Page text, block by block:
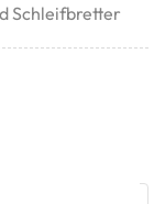
Schleifbretter